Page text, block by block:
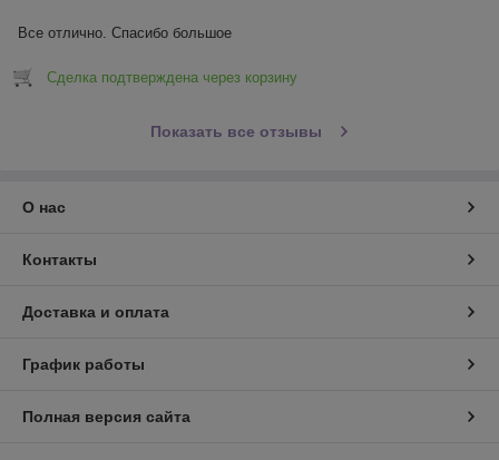
Все отлично. Спасибо большое
Сделка подтверждена через корзину
Показать все отзывы
О нас
Контакты
Доставка и оплата
График работы
Полная версия сайта